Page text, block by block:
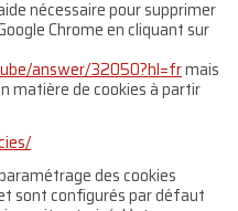
nécessaire pour supprimer
Chrome en cliquant sur
answer/32050?hl=frmais
matière de cookies à partir
des cookies
sont configurés par défaut